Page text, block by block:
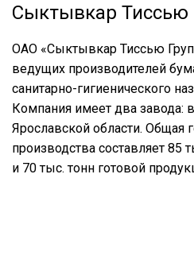
Сыктывкар Тиссью
ОАО «Сыктывкар Тиссью
ведущих производителей
санитарно-гигиенического
Компания имеет два завода:
Ярославской области. Общая
производства составляет 85
и 70 тыс. тонн готовой